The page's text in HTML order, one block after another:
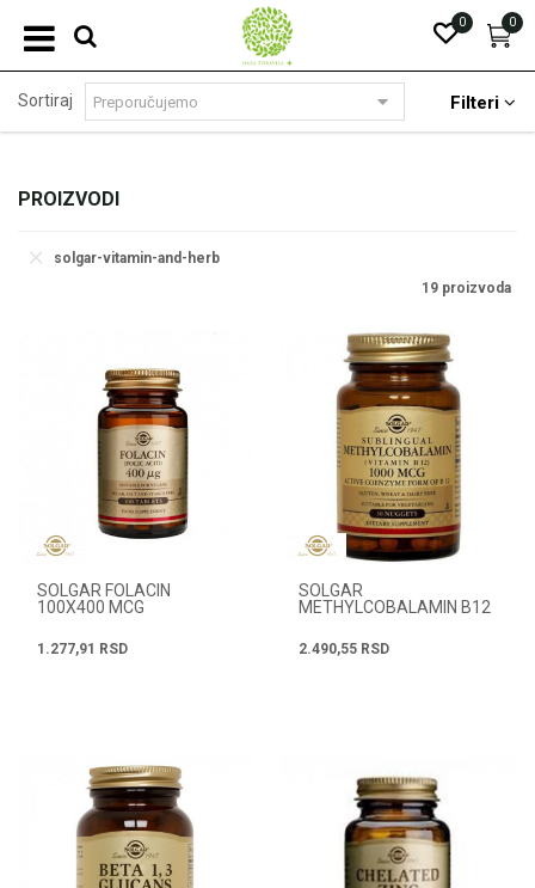
0
0
PROIZVODI
Sortiraj Filteri
solgar-vitamin-and-herb
19 proizvoda
SOLGAR FOLACIN
100X400 MCG
1.277,91 RSD
SOLGAR
METHYLCOBALAMIN B12
2.490,55 RSD